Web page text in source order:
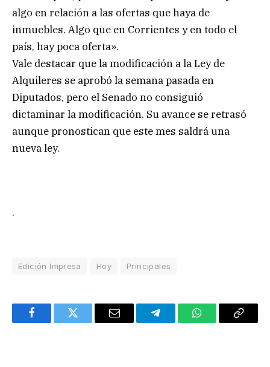
algo en relación a las ofertas que haya de
inmuebles. Algo que en Corrientes y en todo el
país, hay poca oferta».
Vale destacar que la modificación a la Ley de
Alquileres se aprobó la semana pasada en
Diputados, pero el Senado no consiguió
dictaminar la modificación. Su avance se retrasó
aunque pronostican que este mes saldrá una
nueva ley.
.
Edición Impresa Hoy Principales
FacebookTwitter Email TelegramWhatsAppCopy